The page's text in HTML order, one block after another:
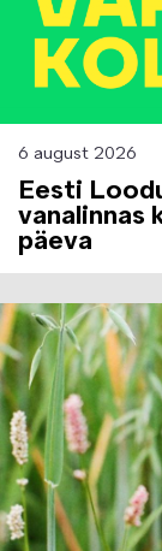
6 august 2026
Eesti
vanalinnas
päeva
Image